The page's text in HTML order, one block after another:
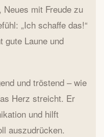
mit Freude zu
„Ich schaffe das!“
gute Laune und
und tröstend – wie
Herz streicht. Er
und hilft
auszudrücken.